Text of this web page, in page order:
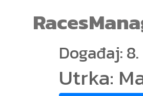
Događaj:
Utrka: